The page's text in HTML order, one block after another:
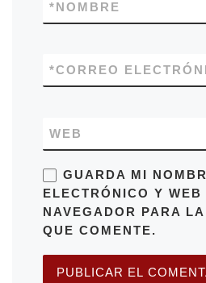
NOMBRE
*
CORREO
*
WEB
GUARDA MI
ELECTRÓNICO Y WEB
NAVEGADOR PARA
QUE COMENTE.